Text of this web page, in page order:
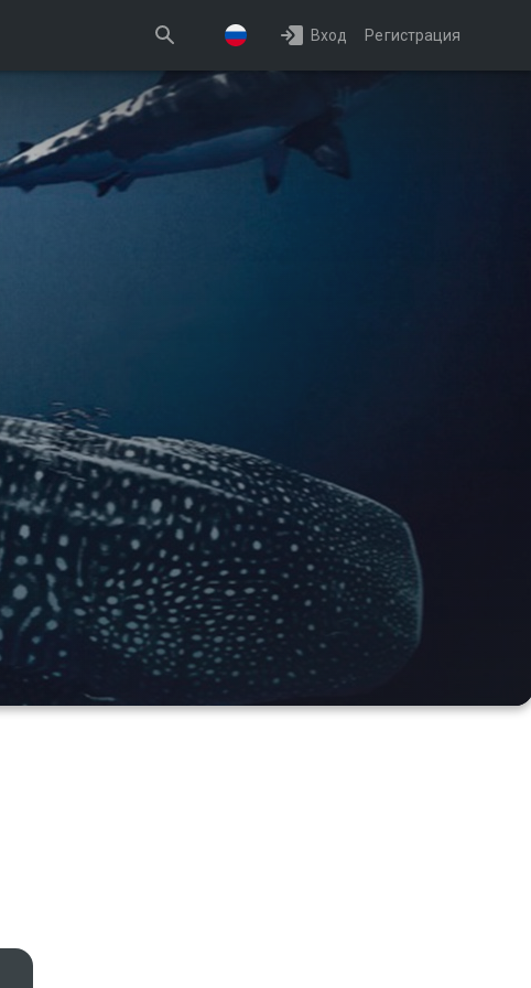
Вход Регистрация